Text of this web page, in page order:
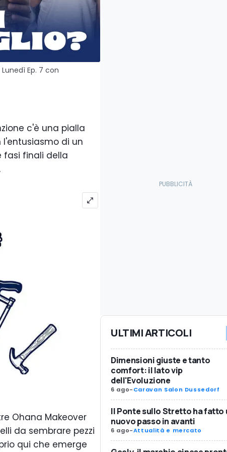
Lunedì Ep. 7 con
c'è una pialla
di un
fasi finali della
Ohana Makeover
da sembrare pezzi
qui che emerge
ULTIMI ARTICOLI
Dimensioni giuste e tanto
comfort: il lato vip
dell'Evoluzione
6 ago-Caravan Salon Dussedorf
Il Ponte sullo Stretto ha fatto
nuovo passo in avanti
6 ago-Attualità e mercato